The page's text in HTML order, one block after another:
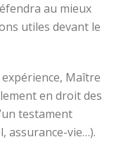
au mieux
utiles devant le
Maître
en droit des
testament
assurance-vie…).